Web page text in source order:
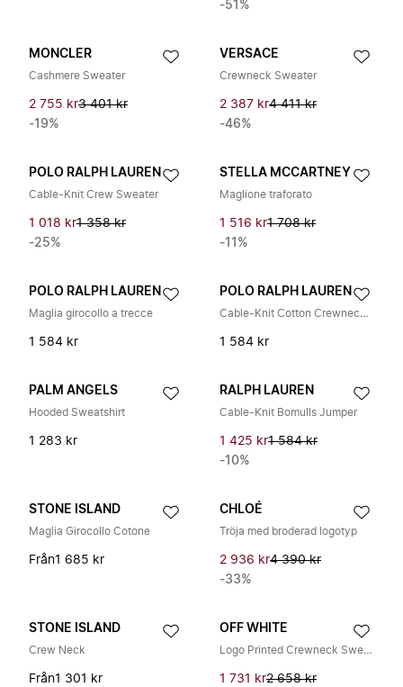
-51%
MONCLER
Cashmere Sweater
2 755 kr3 401 kr
-19%
VERSACE
Crewneck Sweater
2 387 kr4 411 kr
-46%
POLO RALPH LAUREN
Cable-Knit Crew Sweater
1 018 kr1 358 kr
-25%
STELLA MCCARTNEY
Maglione traforato
1 516 kr1 708 kr
-11%
POLO RALPH LAUREN
Maglia girocollo a trecce
1 584 kr
POLO RALPH LAUREN
Cable-Knit Cotton Crewneck Sweater
1 584 kr
PALM ANGELS
Hooded Sweatshirt
1 283 kr
RALPH LAUREN
Cable-Knit Bomulls Jumper
1 425 kr1 584 kr
-10%
STONE ISLAND
Maglia Girocollo Cotone
Från1 685 kr
CHLOÉ
Tröja med broderad logotyp
2 936 kr4 390 kr
-33%
STONE ISLAND
Crew Neck
Från1 301 kr
OFF WHITE
Logo Printed Crewneck Sweatshirt
1 731 kr2 658 kr